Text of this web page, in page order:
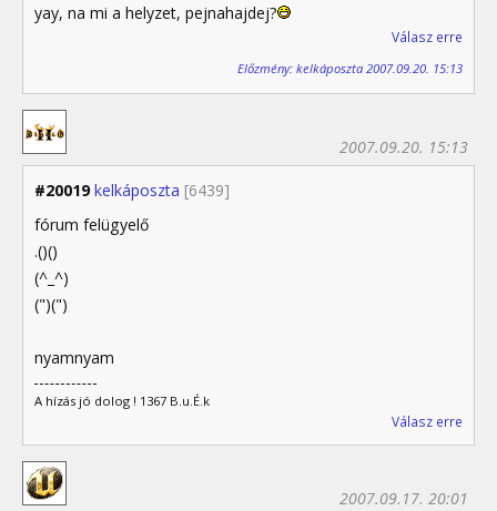
yay, na mi a helyzet, pejnahajdej?
Válasz erre
Előzmény: kelkáposzta 2007.09.20. 15:13
#20019 kelkáposzta [6439]
2007.09.20. 15:13
fórum felügyelő
.()()
(^_^)
(")(")
nyamnyam
A hízás jó dolog ! 1367 B.u.É.k
Válasz erre
2007.09.17. 20:01